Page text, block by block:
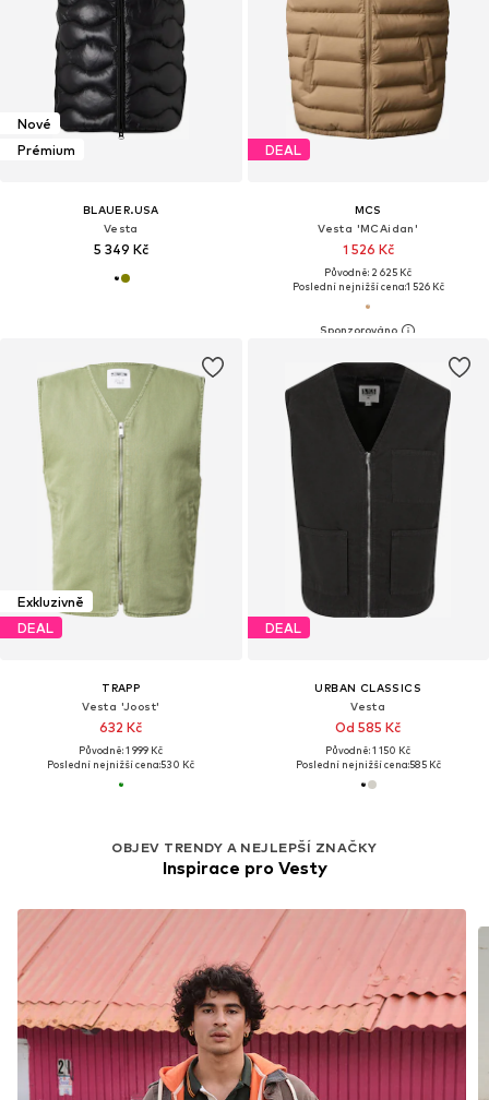
Nové
Prémium
BLAUER.USA
Vesta
5 349 Kč
DEAL
MCS
Vesta 'MCAidan'
1 526 Kč
Původně: 2 625 Kč
Poslední nejnižší cena:1 526 Kč
Exkluzivně
DEAL
TRAPP
Vesta 'Joost'
632 Kč
Původně: 1 999 Kč
Poslední nejnižší cena:530 Kč
DEAL
URBAN CLASSICS
Vesta
Od 585 Kč
Původně: 1 150 Kč
Poslední nejnižší cena:585 Kč
OBJEV TRENDY A NEJLEPŠÍ ZNAČKY
Inspirace pro Vesty